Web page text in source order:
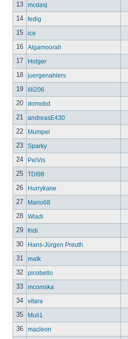
13 mcdasj
14 fedig
15 ice
16 Algamoorah
17 Holger
18 juergenahlers
19 illi206
20 domobd
21 andreasE430
22 Mumpel
23 Sparky
24 PelVis
25 TDI98
26 Hurrykane
27 Mario68
28 Wladi
29 fridi
30 Hans-Jürgen Preuth
31 matk
32 picobello
33 mcomska
34 vitara
35 Muli1
36 macleon